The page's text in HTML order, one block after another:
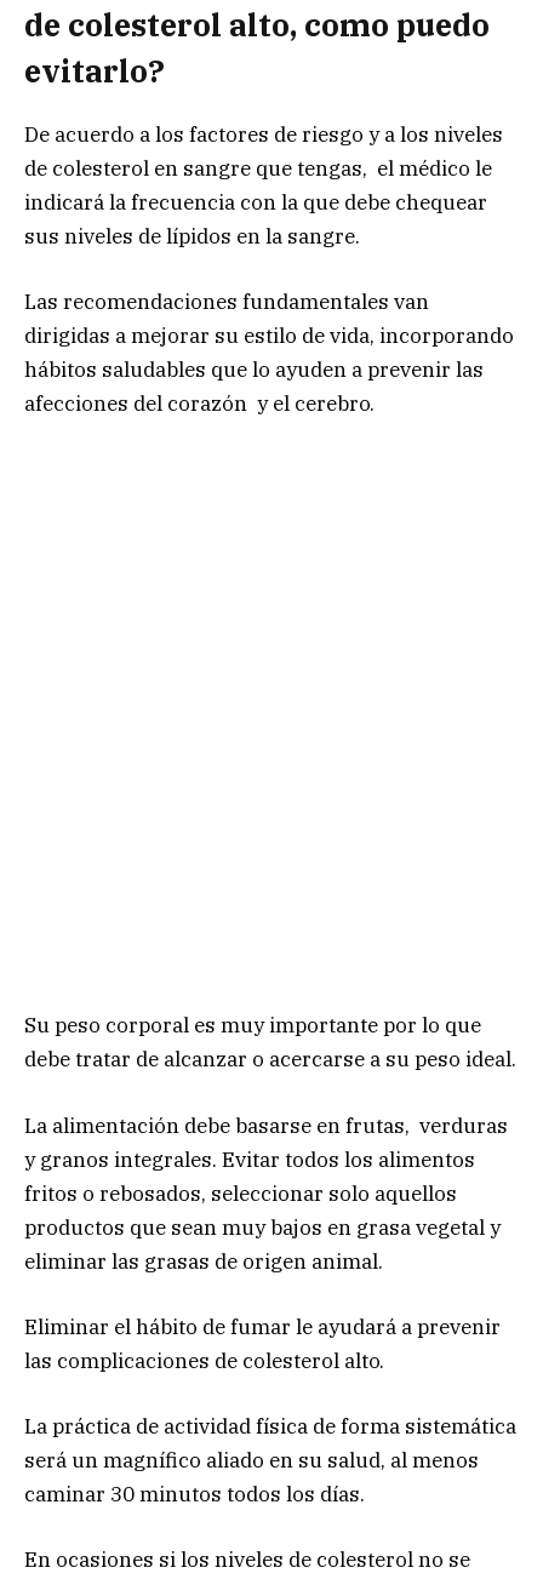
de colesterol alto, como puedo
evitarlo?
De acuerdo a los factores de riesgo y a los niveles
de colesterol en sangre que tengas, el médico le
indicará la frecuencia con la que debe chequear
sus niveles de lípidos en la sangre.
Las recomendaciones fundamentales van
dirigidas a mejorar su estilo de vida, incorporando
hábitos saludables que lo ayuden a prevenir las
afecciones del corazón y el cerebro.
Su peso corporal es muy importante por lo que
debe tratar de alcanzar o acercarse a su peso ideal.
La alimentación debe basarse en frutas, verduras
y granos integrales. Evitar todos los alimentos
fritos o rebosados, seleccionar solo aquellos
productos que sean muy bajos en grasa vegetal y
eliminar las grasas de origen animal.
Eliminar el hábito de fumar le ayudará a prevenir
las complicaciones de colesterol alto.
La práctica de actividad física de forma sistemática
será un magnífico aliado en su salud, al menos
caminar 30 minutos todos los días.
En ocasiones si los niveles de colesterol no se